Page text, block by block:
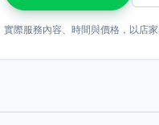
實際服務內容、時間與價格，以店家